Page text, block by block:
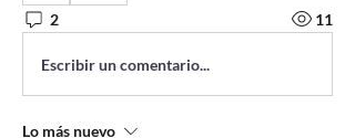
2 11
Escribir un comentario...
Lo más nuevo